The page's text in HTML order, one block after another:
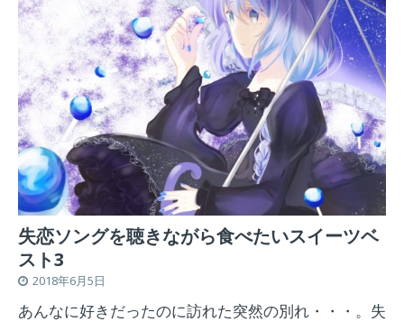
失恋ソングを聴きながら食べたいスイーツベ
スト3
2018年6月5日
あんなに好きだったのに訪れた突然の別れ・・・。失